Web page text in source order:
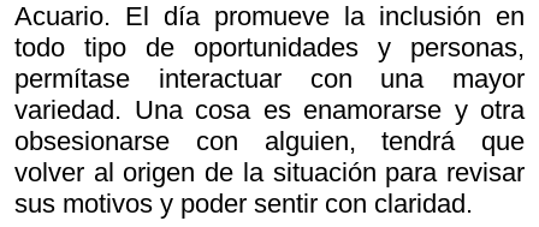
Acuario. El día promueve la inclusión en
todo tipo de oportunidades y personas,
permítase interactuar con una mayor
variedad. Una cosa es enamorarse y otra
obsesionarse con alguien, tendrá que
volver al origen de la situación para revisar
sus motivos y poder sentir con claridad.